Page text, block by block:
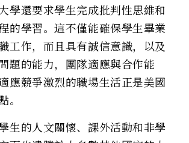
學還要求學生完成批判性思維和
的學習。這不僅能確保學生畢業
工作，而且具有誠信意識，以及
題的能力，團隊適應與合作能
應競爭激烈的職場生活正是美國
。
生的人文關懷、課外活動和非學